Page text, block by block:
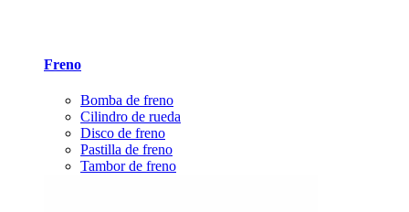
Freno
Bomba de freno
Cilindro de rueda
Disco de freno
Pastilla de freno
Tambor de freno